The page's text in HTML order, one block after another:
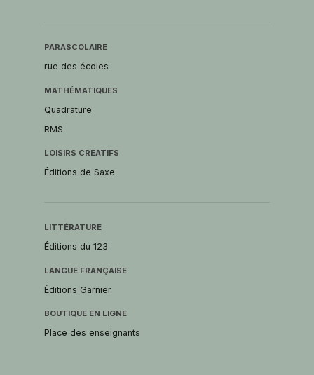
PARASCOLAIRE
rue des écoles
MATHÉMATIQUES
Quadrature
RMS
LOISIRS CRÉATIFS
Éditions de Saxe
LITTÉRATURE
Éditions du 123
LANGUE FRANÇAISE
Éditions Garnier
BOUTIQUE EN LIGNE
Place des enseignants